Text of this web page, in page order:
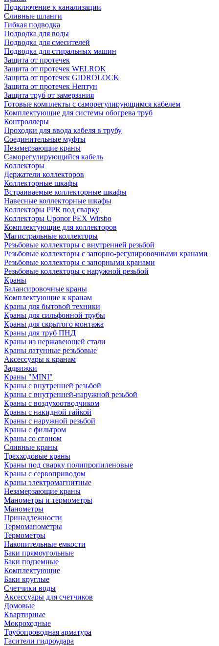
Подключение к канализации
Сливные шланги
Гибкая подводка
Подводка для воды
Подводка для смесителей
Подводка для стиральных машин
Защита от протечек
Защита от протечек WELROK
Защита от протечек GIDROLOCK
Защита от протечек Нептун
Защита труб от замерзания
Готовые комплекты с саморегулирующимся кабелем
Комплектующие для системы обогрева труб
Контроллеры
Проходки для ввода кабеля в трубу
Соединительные муфты
Незамерзающие краны
Саморегулирующийся кабель
Коллекторы
Держатели коллекторов
Коллекторные шкафы
Встраиваемые коллекторные шкафы
Навесные коллекторные шкафы
Коллекторы PPR под сварку
Коллекторы Uponor PEX Wirsbo
Комплектующие для коллекторов
Магистральные коллекторы
Резьбовые коллекторы с внутренней резьбой
Резьбовые коллекторы с запорно-регулировочными кранами
Резьбовые коллекторы с запорными кранами
Резьбовые коллекторы с наружной резьбой
Краны
Балансировочные краны
Комплектующие к кранам
Краны для бытовой техники
Краны для сильфонной трубы
Краны для скрытого монтажа
Краны для труб ПНД
Краны из нержавеющей стали
Краны латунные резьбовые
Аксессуары к кранам
Задвижки
Краны "MINI"
Краны с внутренней резьбой
Краны с внутренней-наружной резьбой
Краны с воздухоотводчиком
Краны с накидной гайкой
Краны с наружной резьбой
Краны с фильтром
Краны со сгоном
Сливные краны
Трехходовые краны
Краны под сварку полипропиленовые
Краны с сервоприводом
Краны электромагнитные
Незамерзающие краны
Манометры и термометры
Манометры
Принадлежности
Термоманометры
Термометры
Накопительные емкости
Баки прямоугольные
Баки подземные
Комплектующие
Баки круглые
Счетчики воды
Аксессуары для счетчиков
Домовые
Квартирные
Мокроходные
Трубопроводная арматура
Гасители гидроудара